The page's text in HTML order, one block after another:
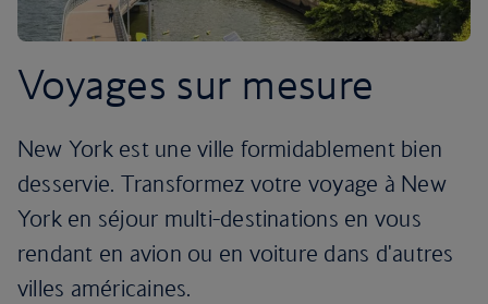
Voyages sur mesure
New York est une ville formidablement bien
desservie. Transformez votre voyage à New
York en séjour multi-destinations en vous
rendant en avion ou en voiture dans d'autres
villes américaines.